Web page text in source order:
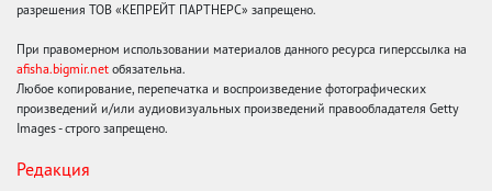
разрешения ТОВ «КЕПРЕЙТ ПАРТНЕРС» запрещено.
При правомерном использовании материалов данного ресурса гиперссылка на
afisha.bigmir.net обязательна.
Любое копирование, перепечатка и воспроизведение фотографических
произведений и/или аудиовизуальных произведений правообладателя Getty
Images - строго запрещено.
Редакция